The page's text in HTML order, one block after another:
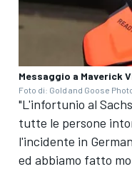
Messaggio a Maverick
Foto di: Gold and Goose
"L'infortunio al
tutte le persone
l'incidente in
ed abbiamo fatto